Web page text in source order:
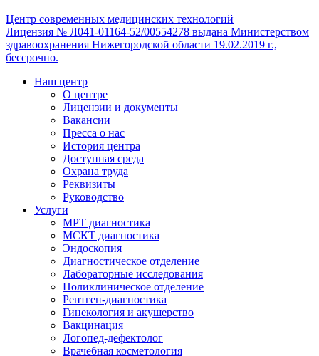
Центр современных медицинских технологий
Лицензия № Л041-01164-52/00554278 выдана Министерством
здравоохранения Нижегородской области 19.02.2019 г.,
бессрочно.
Наш центр
О центре
Лицензии и документы
Вакансии
Пресса о нас
История центра
Доступная среда
Охрана труда
Реквизиты
Руководство
Услуги
МРТ диагностика
МСКТ диагностика
Эндоскопия
Диагностическое отделение
Лабораторные исследования
Поликлиническое отделение
Рентген-диагностика
Гинекология и акушерство
Вакцинация
Логопед-дефектолог
Врачебная косметология